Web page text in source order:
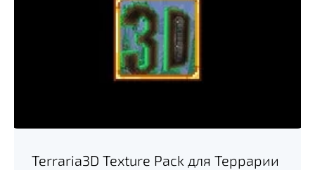
Terraria3D Texture Pack для Террарии